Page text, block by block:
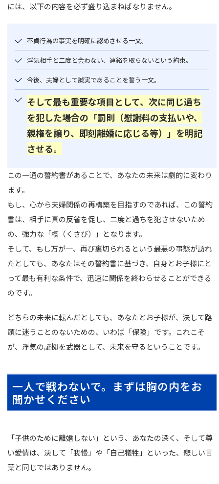
には、以下の内容を必ず盛り込まねばなりません。
不貞行為の事実を明確に認めさせる一文。
浮気相手と二度と会わない、連絡を取らないという約束。
今後、夫婦として誠実であることを誓う一文。
そして最も重要な項目として、次に同じ過ち
を犯した場合の「罰則（慰謝料の支払いや、
親権を譲り、即刻離婚に応じる等）」を明記
させる。
この一通の誓約書があることで、あなたの未来は劇的に変わり
ます。
もし、心から夫婦関係の再構築を目指すのであれば、この誓約
書は、相手に真の反省を促し、二度と過ちを犯させないため
の、強力な「楔（くさび）」となります。
そして、もし万が一、再び裏切られるという最悪の事態が訪れ
たとしても、あなたはその誓約書に基づき、自身とお子様にと
って最も有利な条件で、迅速に関係を終わらせることができる
のです。
どちらの未来に転んだとしても、あなたとお子様が、決して路
頭に迷うことのないための、いわば「保険」です。これこそ
が、浮気の証拠を武器として、未来を守るということです。
一人で戦わないで。まずは胸の内をお
聞かせください
「子供のために離婚しない」という、あなたの深く、そして尊
い愛情は、決して「我慢」や「自己犠牲」といった、悲しい言
葉と同じではありません。